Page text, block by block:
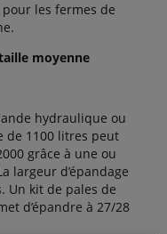
les fermes de
moyenne
hydraulique ou
de 1100 litres peut
grâce à une ou
largeur d’épandage
Un kit de pales de
d’épandre à 27/28